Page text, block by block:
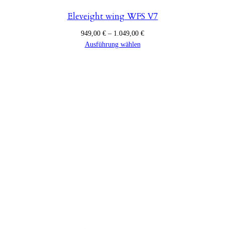
Eleveight wing WFS V7
949,00 € – 1.049,00 €Preisspanne:
Ausführung wählen